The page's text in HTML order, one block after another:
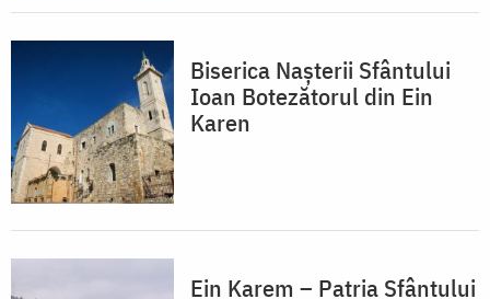
Biserica Nașterii Sfântului
Ioan Botezătorul din Ein
Karen
Ein Karem – Patria Sfântului